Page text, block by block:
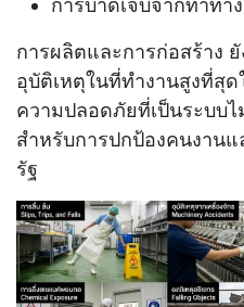
การบาดเจ็บจากท่าทา
การผลิตและการก่อสร้าง
อุบัติเหตุในที่ทำงานสูงที่สุ
ความปลอดภัยที่เป็นระบบไ
สำหรับการปกป้องคนงาน
รัฐ